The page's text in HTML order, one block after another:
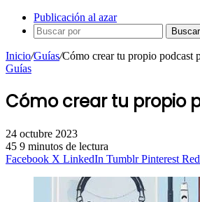
Publicación al azar
Inicio/Guías/Cómo crear tu propio podcast
Guías
Cómo crear tu propio
24 octubre 2023
45 9 minutos de lectura
Facebook X LinkedIn Tumblr Pinterest